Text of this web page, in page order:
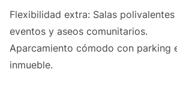
Flexibilidad extra: Salas
eventos y aseos comunitarios.
Aparcamiento cómodo con parking
inmueble.